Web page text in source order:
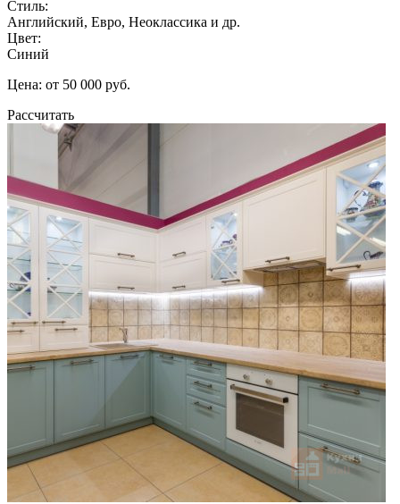
Стиль:
Английский, Евро, Неоклассика и др.
Цвет:
Синий
Цена: от 50 000 руб.
Рассчитать